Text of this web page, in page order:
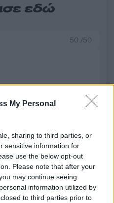
My Personal
sharing to third parties, or
sensitive information for
use the below opt-out
Please note that after your
may continue seeing
information utilized by
to third parties prior to
εδώ
50 /50
2000 /2000
από reCAPTCHA, ισχύουν
της Google.
ΣΤΟΚΑΣ